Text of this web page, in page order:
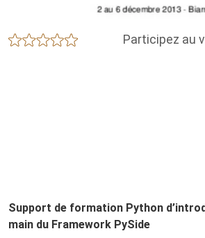
Participez au
Support de formation Python
main du Framework PySide